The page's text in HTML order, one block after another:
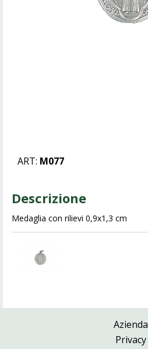
ART: M077
Descrizione
Medaglia con rilievi 0,9x1,3 cm
Azienda
Privacy